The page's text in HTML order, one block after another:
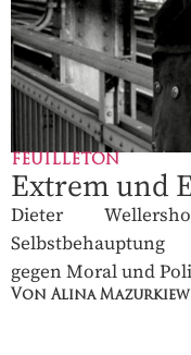
FEUILLETON
Extrem und
Dieter
gegen Moral und
Von Alina